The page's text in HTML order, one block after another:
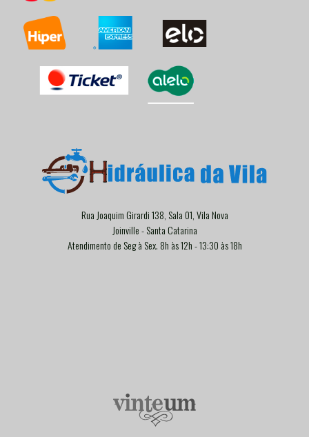
Rua Joaquim Girardi 138, Sala 01, Vila Nova
Joinville - Santa Catarina
Atendimento de Seg à Sex. 8h às 12h - 13:30 às 18h